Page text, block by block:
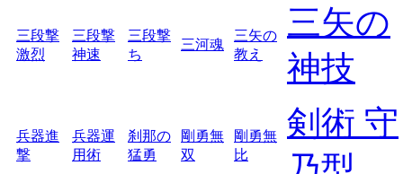
三段撃
激烈
三段撃
神速
三段撃
ち
三河魂
三矢の
教え
三矢の
神技
兵器進
撃
兵器運
用術
刹那の
猛勇
剛勇無
双
剛勇無
比
剣術 守